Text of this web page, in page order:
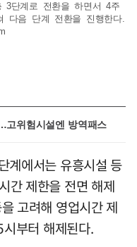
3단계로 전환을 하면서 4주
다음 단계 전환을 진행한다.
고위험시설엔 방역패스
계에서는 유흥시설 등
간 제한을 전면 해제
고려해 영업시간 제
부터 해제된다.